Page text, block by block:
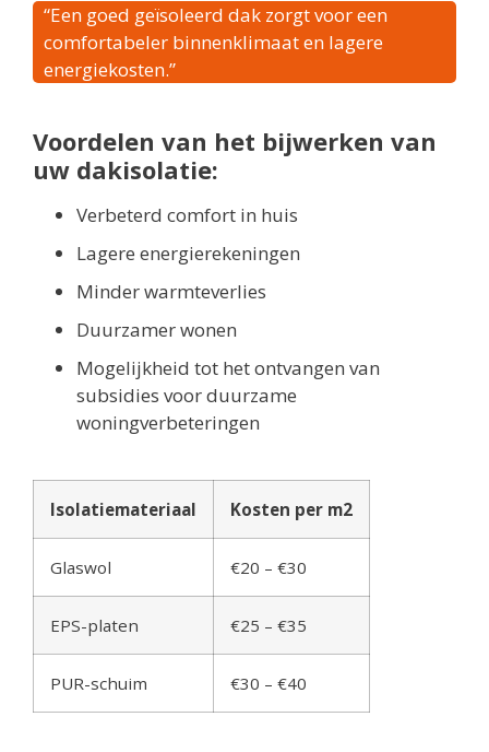
“Een goed geïsoleerd dak zorgt voor een
comfortabeler binnenklimaat en lagere
energiekosten.”
Voordelen van het bijwerken van
uw dakisolatie:
Verbeterd comfort in huis
Lagere energierekeningen
Minder warmteverlies
Duurzamer wonen
Mogelijkheid tot het ontvangen van
subsidies voor duurzame
woningverbeteringen
Isolatiemateriaal Kosten per m2
Glaswol €20 – €30
EPS-platen €25 – €35
PUR-schuim €30 – €40